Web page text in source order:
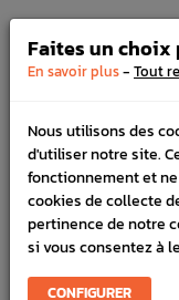
DÉTAILS DU PRODUIT
VÉHICULES
SCHÉMA
Marque :SUBARU
Référence :2341
Faites un choix
En savoir plus- Tout
Nous utilisons des
d'utiliser notre site.
fonctionnement et
cookies de collecte
pertinence de notre
si vous consentez à
CONFIGURER